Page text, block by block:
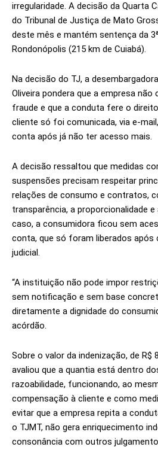
irregularidade. A decisão da Quarta
do Tribunal de Justiça de Mato
deste mês e mantém sentença da
Rondonópolis (215 km de Cuiabá).
Na decisão do TJ, a
Oliveira pondera que a empresa
fraude e que a conduta fere o
cliente só foi comunicada, via e-
conta após já não ter acesso mais.
A decisão ressaltou que medidas
suspensões precisam respeitar
relações de consumo e contratos,
transparência, a proporcionalidade e
caso, a consumidora ficou sem
conta, que só foram liberados após
judicial.
“A instituição não pode impor
sem notificação e sem base
diretamente a dignidade do
acórdão.
Sobre o valor da indenização, de R$
avaliou que a quantia está dentro
razoabilidade, funcionando, ao
compensação à cliente e como
evitar que a empresa repita a
o TJMT, não gera enriquecimento
consonância com outros